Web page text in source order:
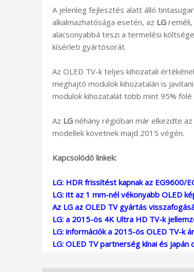
A jelenleg fejlesztés alatt álló
alkalmazhatósága esetén, az LG
alacsonyabbá teszi a termelési
kísérleti gyártósorát.
Az OLED TV-k teljes kihozatali
meghajtó modulok kihozatalán is
modulok kihozatalát több mint 95%
Az LG néhány régióban már elkezdte
modellek követnek majd 2015 végén.
Kapcsolódó linkek:
LG: HDR frissítést kapnak az EG9600/
LG: itt az 1 mm-nél vékonyabb OLED
Az LG az OLED TV gyártás
LG: a 2015-ös 4K Ultra HD TV-k
LG: információk a 2015-ös OLED TV-k
LG: OLED TV partnerség kínai és japán